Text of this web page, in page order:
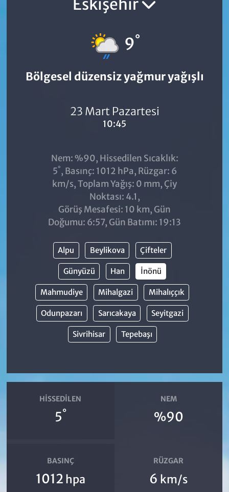
9°
Bölgesel düzensiz yağmur yağışlı
23 Mart Pazartesi
10:45
Nem: %90, Hissedilen Sıcaklık:
5°, Basınç: 1012 hPa, Rüzgar: 6
km/s, Toplam Yağış: 0 mm, Çiy
Noktası: 4.1,
Görüş Mesafesi: 10 km, Gün
Doğumu: 6:57, Gün Batımı: 19:13
Alpu Beylikova Çifteler
Günyüzü Han İnönü
Mahmudiye Mihalgazi Mihalıççık
Odunpazarı Sarıcakaya Seyitgazi
Sivrihisar Tepebaşı
HISSEDILEN
5°
NEM
%90
BASINÇ
1012 hpa
RÜZGAR
6 km/s